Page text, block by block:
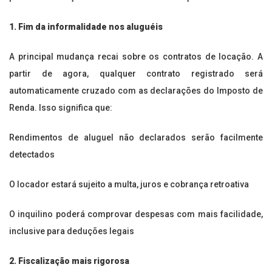
1. Fim da informalidade nos aluguéis
A principal mudança recai sobre os contratos de locação. A
partir de agora, qualquer contrato registrado será
automaticamente cruzado com as declarações do Imposto de
Renda. Isso significa que:
Rendimentos de aluguel não declarados serão facilmente
detectados
O locador estará sujeito a multa, juros e cobrança retroativa
O inquilino poderá comprovar despesas com mais facilidade,
inclusive para deduções legais
2. Fiscalização mais rigorosa